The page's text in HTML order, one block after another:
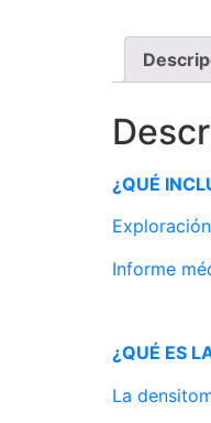
¿QUÉ
Informe
¿QUÉ ES
La